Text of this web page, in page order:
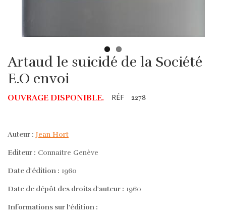
Artaud le suicidé de la Société
E.O envoi
OUVRAGE DISPONIBLE. RÉF 2278
Auteur : Jean Hort
Editeur : Connaitre Genève
Date d'édition : 1960
Date de dépôt des droits d'auteur : 1960
Informations sur l'édition :